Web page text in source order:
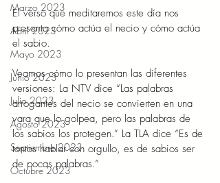
Marzo 2023
Abril 2023
Mayo 2023
Junio 2023
Julio 2023
Agosto 2023
Septiembre 2023
Octubre 2023
El verso que meditaremos este día nos
presenta cómo actúa el necio y cómo actúa
el sabio.
Veamos cómo lo presentan las diferentes
versiones: La NTV dice “Las palabras
arrogantes del necio se convierten en una
vara que lo golpea, pero las palabras de
los sabios los protegen.” La TLA dice “Es de
tontos hablar con orgullo, es de sabios ser
de pocas palabras.”